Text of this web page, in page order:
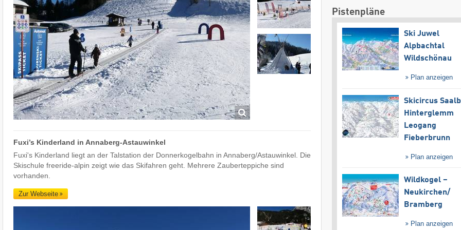
Fuxi’s Kinderland in Annaberg-Astauwinkel
Fuxi's Kinderland liegt an der Talstation der Donnerkogelbahn in Annaberg/Astauwinkel. Die
Skischule freeride-alpin zeigt wie das Skifahren geht. Mehrere Zauberteppiche sind
vorhanden.
Zur Webseite
Pistenpläne
Ski Juwel
Alpbachtal
Wildschönau
Plan anzeigen
Skicircus
Hinterglemm
Leogang
Fieberbrunn
Plan anzeigen
Wildkogel –
Neukirchen/​
Bramberg
Plan anzeigen